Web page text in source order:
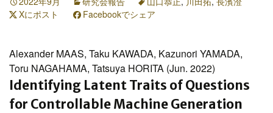
Xにポスト
Facebookでシェア
Alexander MAAS, Taku KAWADA, Kazunori YAMADA,
Toru NAGAHAMA, Tatsuya HORITA (Jun. 2022)
Identifying Latent Traits of Questions
for Controllable Machine Generation